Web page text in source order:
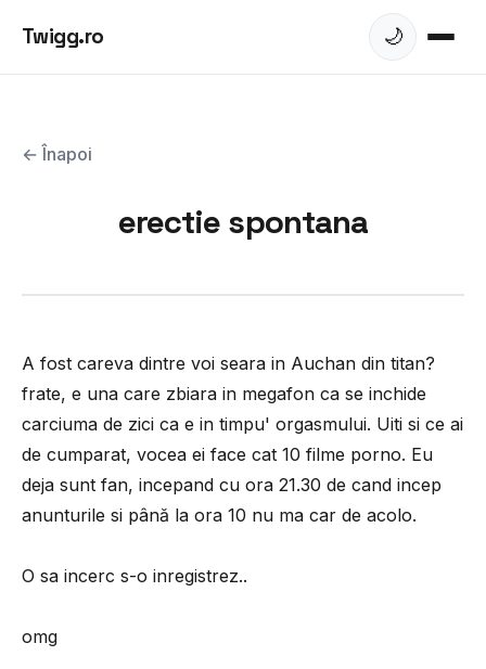
Twigg.ro 🌙
← Înapoi
erectie spontana
A fost careva dintre voi seara in Auchan din titan?
frate, e una care zbiara in megafon ca se inchide
carciuma de zici ca e in timpu' orgasmului. Uiti si ce ai
de cumparat, vocea ei face cat 10 filme porno. Eu
deja sunt fan, incepand cu ora 21.30 de cand incep
anunturile si până la ora 10 nu ma car de acolo.
O sa incerc s-o inregistrez..
omg